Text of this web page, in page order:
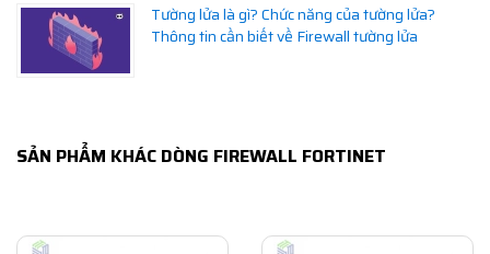
Tường lửa là gì? Chức năng của tường lửa?
Thông tin cần biết về Firewall tường lửa
SẢN PHẨM KHÁC DÒNG FIREWALL FORTINET